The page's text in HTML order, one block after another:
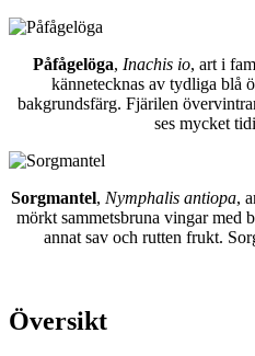
Påfågelöga, Inachis io, art i
kännetecknas av tydliga blå
bakgrundsfärg. Fjärilen
ses mycket
Sorgmantel, Nymphalis antiopa,
mörkt sammetsbruna vingar med
annat sav och rutten frukt.
Översikt